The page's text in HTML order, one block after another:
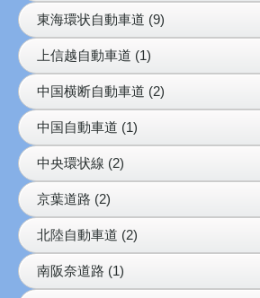
東海環状自動車道 (9)
上信越自動車道 (1)
中国横断自動車道 (2)
中国自動車道 (1)
中央環状線 (2)
京葉道路 (2)
北陸自動車道 (2)
南阪奈道路 (1)